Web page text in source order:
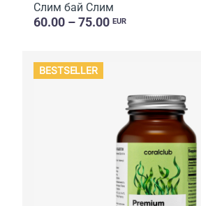
Слим бай Слим
60.00 – 75.00 EUR
BESTSELLER